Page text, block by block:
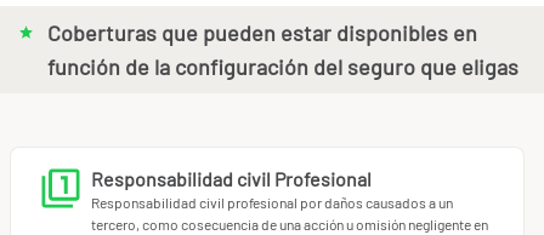
Coberturas que pueden estar disponibles en
función de la configuración del seguro que eligas
Responsabilidad civil Profesional
Responsabilidad civil profesional por daños causados a un
tercero, como cosecuencia de una acción u omisión negligente en